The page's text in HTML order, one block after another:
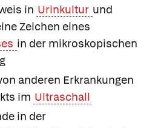
in Urinkultur und
Zeichen eines
in der mikroskopischen
anderen Erkrankungen
im Ultraschall
in der